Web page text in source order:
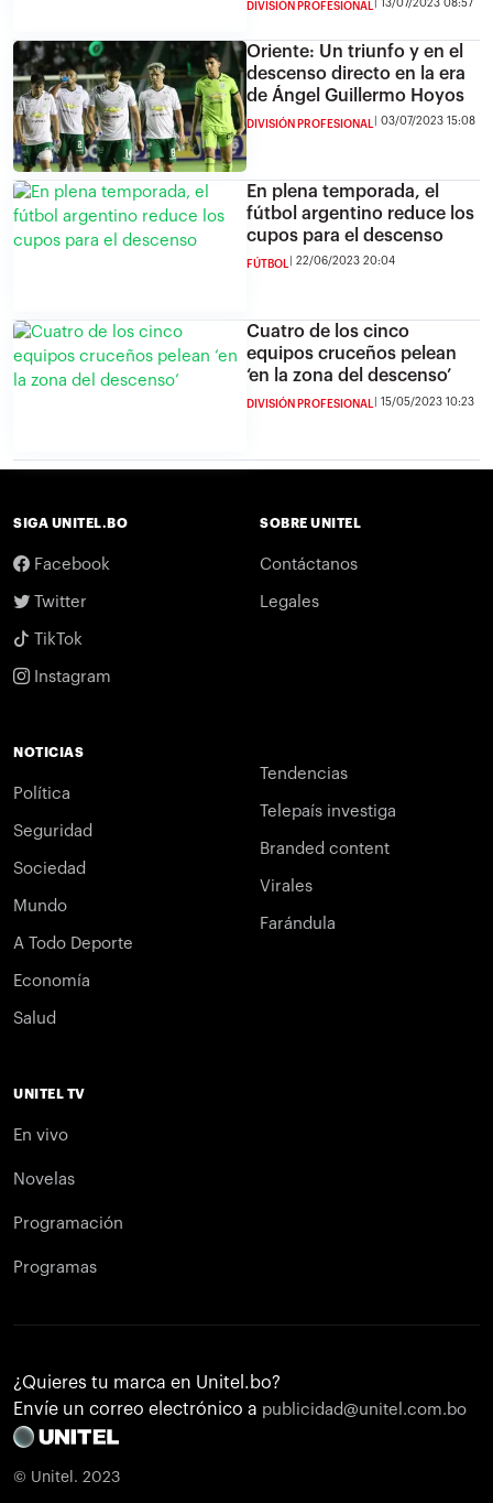
DIVISIÓN PROFESIONAL 13/07/2023 08:57
Oriente: Un triunfo y en el
descenso directo en la era
de Ángel Guillermo Hoyos
DIVISIÓN PROFESIONAL 03/07/2023 15:08
En plena temporada, el
fútbol argentino reduce los
cupos para el descenso
FÚTBOL 22/06/2023 20:04
Cuatro de los cinco
equipos cruceños pelean
‘en la zona del descenso’
DIVISIÓN PROFESIONAL 15/05/2023 10:23
SIGA UNITEL.BO
Facebook
Twitter
TikTok
Instagram
SOBRE UNITEL
Contáctanos
Legales
NOTICIAS
Política
Seguridad
Sociedad
Mundo
A Todo Deporte
Economía
Salud
Tendencias
Telepaís investiga
Branded content
Virales
Farándula
UNITEL TV
En vivo
Novelas
Programación
Programas
¿Quieres tu marca en Unitel.bo?
Envíe un correo electrónico a publicidad@unitel.com.bo
© Unitel. 2023